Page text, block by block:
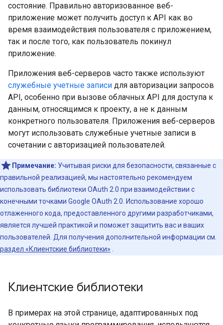
состояние. Правильно авторизованное веб-
приложение может получить доступ к API как во
время взаимодействия пользователя с приложением,
так и после того, как пользователь покинул
приложение.
Приложения веб-серверов часто также используют
служебные учетные записи для авторизации запросов
API, особенно при вызове облачных API для доступа к
данным, относящимся к проекту, а не к данным
конкретного пользователя. Приложения веб-серверов
могут использовать служебные учетные записи в
сочетании с авторизацией пользователей.
Примечание: Учитывая риски для безопасности, связанные с
правильной реализацией, мы настоятельно рекомендуем
использовать библиотеки OAuth 2.0 при взаимодействии с
конечными точками Google OAuth 2.0. Использование хорошо
отлаженного кода, предоставленного другими разработчиками,
является лучшей практикой и поможет защитить вас и ваших
пользователей. Для получения дополнительной информации см.
раздел «Клиентские библиотеки»
Клиентские библиотеки
В примерах на этой странице, адаптированных под